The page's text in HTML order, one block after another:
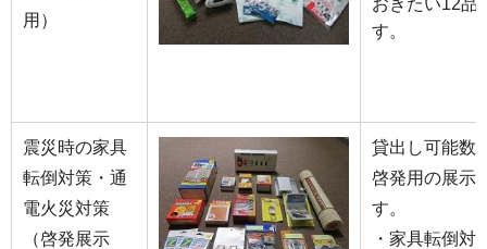
用）
す。
震災時の家具
転倒対策・通
電火災対策
（啓発展示
貸出し可能数
啓発用の展示
す。
・家具転倒対